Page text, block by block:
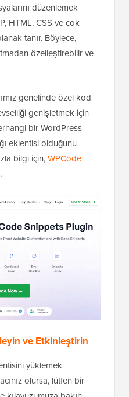
düzenlemek
HTML, CSS ve çok
tanır. Böylece,
özelleştirebilir ve
genelinde özel kod
genişletmek için
bir WordPress
eklentisi olduğunu
bilgi için,WPCode
ve Etkinleştirin
yüklemek
olursa, lütfen bir